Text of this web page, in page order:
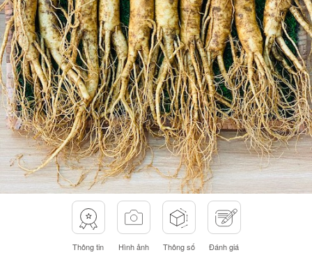
Thông tin Hình ảnh Thông số Đánh giá